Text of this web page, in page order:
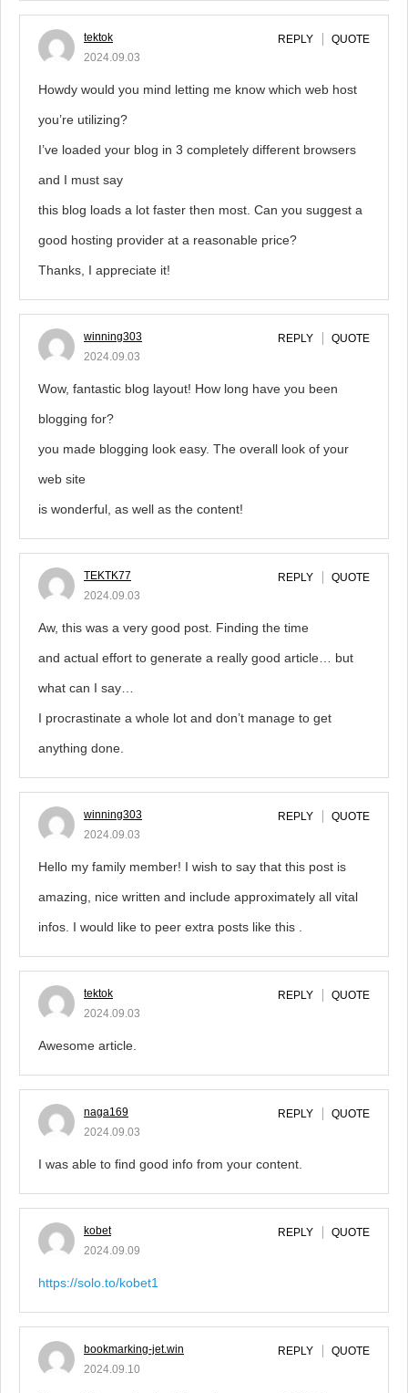
tektok
2024.09.03
REPLY QUOTE
Howdy would you mind letting me know which web host
you’re utilizing?
I’ve loaded your blog in 3 completely different browsers
and I must say
this blog loads a lot faster then most. Can you suggest a
good hosting provider at a reasonable price?
Thanks, I appreciate it!
winning303
2024.09.03
REPLY QUOTE
Wow, fantastic blog layout! How long have you been
blogging for?
you made blogging look easy. The overall look of your
web site
is wonderful, as well as the content!
TEKTK77
2024.09.03
REPLY QUOTE
Aw, this was a very good post. Finding the time
and actual effort to generate a really good article… but
what can I say…
I procrastinate a whole lot and don’t manage to get
anything done.
winning303
2024.09.03
REPLY QUOTE
Hello my family member! I wish to say that this post is
amazing, nice written and include approximately all vital
infos. I would like to peer extra posts like this .
tektok
2024.09.03
REPLY QUOTE
Awesome article.
naga169
2024.09.03
REPLY QUOTE
I was able to find good info from your content.
kobet
2024.09.09
REPLY QUOTE
https://solo.to/kobet1
bookmarking-jet.win
2024.09.10
REPLY QUOTE